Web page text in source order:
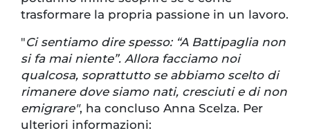
trasformare la propria passione in un lavoro.
"Ci sentiamo dire spesso: “A Battipaglia non
si fa mai niente”. Allora facciamo noi
qualcosa, soprattutto se abbiamo scelto di
rimanere dove siamo nati, cresciuti e di non
emigrare", ha concluso Anna Scelza. Per
ulteriori informazioni: